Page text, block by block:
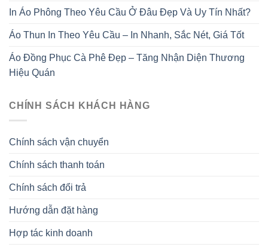
In Áo Phông Theo Yêu Cầu Ở Đâu Đẹp Và Uy Tín Nhất?
Áo Thun In Theo Yêu Cầu – In Nhanh, Sắc Nét, Giá Tốt
Áo Đồng Phục Cà Phê Đẹp – Tăng Nhận Diện Thương
Hiệu Quán
CHÍNH SÁCH KHÁCH HÀNG
Chính sách vận chuyển
Chính sách thanh toán
Chính sách đổi trả
Hướng dẫn đặt hàng
Hợp tác kinh doanh